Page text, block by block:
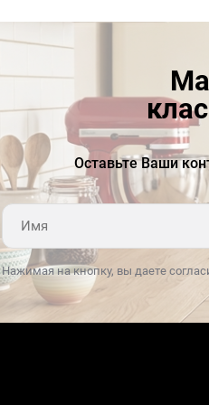
Оставьте Ваши
Нажимая на кнопку, вы даете